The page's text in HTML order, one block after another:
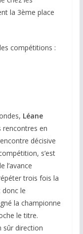
la 3ème place
compétitions :
Léane
en
décisive
s’est
l’avance
trois fois la
donc le
la championne
le titre.
sûr direction